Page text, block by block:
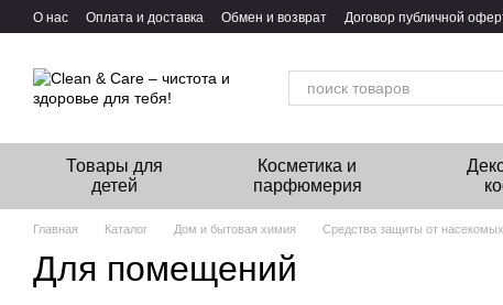
Перейти к основному контенту
О нас Оплата и доставка Обмен и возврат Договор публичной
Товары для
детей
Косметика и
парфюмерия
Главная Каталог Дом и бытовая химия Средства защиты от насекомых
Для помещений